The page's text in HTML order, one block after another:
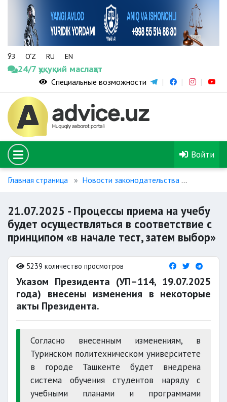
ЎЗ O‘Z RU EN
24/7 ҳуқуқий маслаҳат
Специальные возможности
Войти
Главная страница Новости законодательства
21.07.2025 - Процессы приема на учебу
будет осуществляться в соответствие с
принципом «в начале тест, затем выбор»
5239 количество просмотров
Указом Президента (УП–114, 19.07.2025
года) внесены изменения в некоторые
акты Президента.
Согласно внесенным изменениям, в
Туринском политехническом университете
в городе Ташкенте будет внедрена
система обучения студентов наряду с
учебными планами и программами